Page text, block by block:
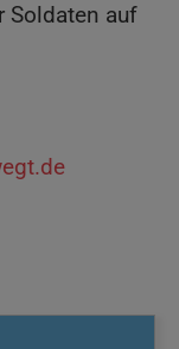
Soldaten auf